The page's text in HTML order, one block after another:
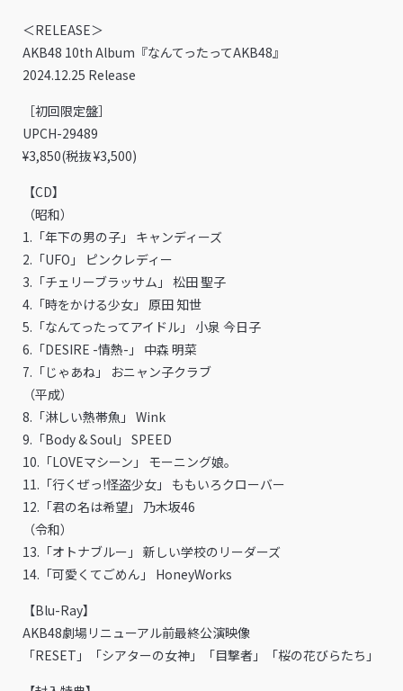
＜RELEASE＞
AKB48 10th Album『なんてったってAKB48』
2024.12.25 Release
［初回限定盤］
UPCH-29489
¥3,850(税抜 ¥3,500)
【CD】
（昭和）
1.「年下の男の子」 キャンディーズ
2.「UFO」 ピンクレディー
3.「チェリーブラッサム」 松田 聖子
4.「時をかける少女」 原田 知世
5.「なんてったってアイドル」 小泉 今日子
6.「DESIRE -情熱-」 中森 明菜
7.「じゃあね」 おニャン子クラブ
（平成）
8.「淋しい熱帯魚」 Wink
9.「Body & Soul」 SPEED
10.「LOVEマシーン」 モーニング娘。
11.「行くぜっ!怪盗少女」 ももいろクローバー
12.「君の名は希望」 乃木坂46
（令和）
13.「オトナブルー」 新しい学校のリーダーズ
14.「可愛くてごめん」 HoneyWorks
【Blu-Ray】
AKB48劇場リニューアル前最終公演映像
「RESET」「シアターの女神」「目撃者」「桜の花びらたち」